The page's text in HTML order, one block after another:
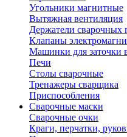
Угольники магнитные
Вытяжная вентиляция
Держатели сварочных
Клапаны
Машинки для заточки
Печи
Столы сварочные
Тренажеры сварщика
Приспособления
Сварочные маски
Сварочные очки
Краги, перчатки,